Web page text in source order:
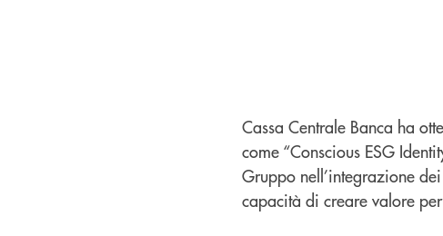
Cassa Centrale Banca ha
come “Conscious ESG
Gruppo nell’integrazione
capacità di creare valore